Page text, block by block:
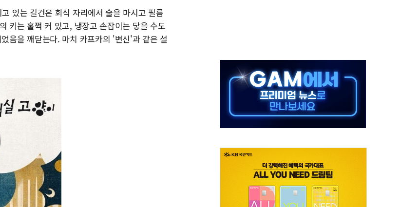
장동혁 "李대통령 재판 재개해야 여론조사 51.9%…그것이 국민의 뜻"
日, 아키타에 일본 최대 규모의 AI 데이터센터 건설 추진
[종합] 李대통령 "취약계층 안부에 AI 활용…이주노동자 폭염 방치, 국격 훼손"
'40도 극한 폭염' 내일 절정…주말 주춤 후 다시 불볕더위
있는 길건은 회식 자리에서 술을 마시고 필름
키는 훌쩍 커 있고, 냉장고 손잡이는 닿을 수도
음을 깨닫는다. 마치 카프카의 '변신'과 같은 설